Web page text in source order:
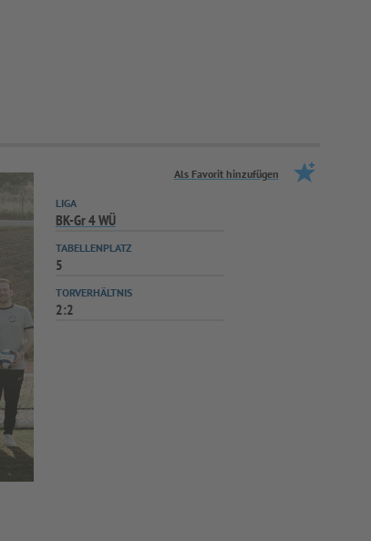
Als Favorit hinzufügen
LIGA
BK-Gr 4 WÜ
TABELLENPLATZ
5
TORVERHÄLTNIS
2:2